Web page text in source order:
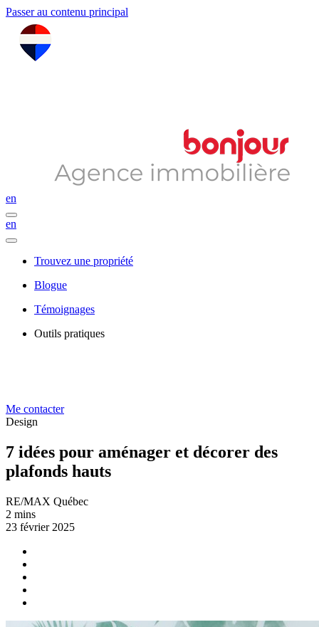
Passer au contenu principal
en
en
Trouvez une propriété
Blogue
Témoignages
Outils pratiques
Me contacter
Design
7 idées pour aménager et décorer des
plafonds hauts
RE/MAX Québec
2 mins
23 février 2025